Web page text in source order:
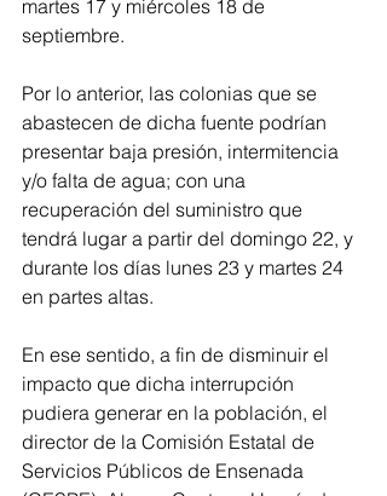
martes 17 y miércoles 18 de
septiembre.
Por lo anterior, las colonias que se
abastecen de dicha fuente podrían
presentar baja presión, intermitencia
y/o falta de agua; con una
recuperación del suministro que
tendrá lugar a partir del domingo 22, y
durante los días lunes 23 y martes 24
en partes altas.
En ese sentido, a fin de disminuir el
impacto que dicha interrupción
pudiera generar en la población, el
director de la Comisión Estatal de
Servicios Públicos de Ensenada